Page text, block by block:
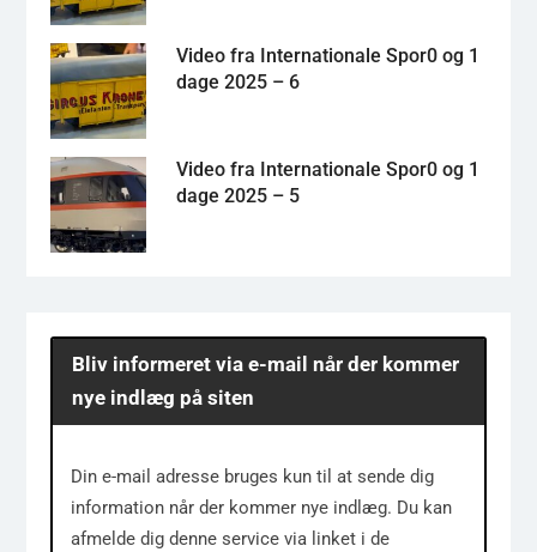
Video fra Internationale Spor0 og 1
dage 2025 – 6
Video fra Internationale Spor0 og 1
dage 2025 – 5
Bliv informeret via e-mail når der kommer
nye indlæg på siten
Din e-mail adresse bruges kun til at sende dig
information når der kommer nye indlæg. Du kan
afmelde dig denne service via linket i de